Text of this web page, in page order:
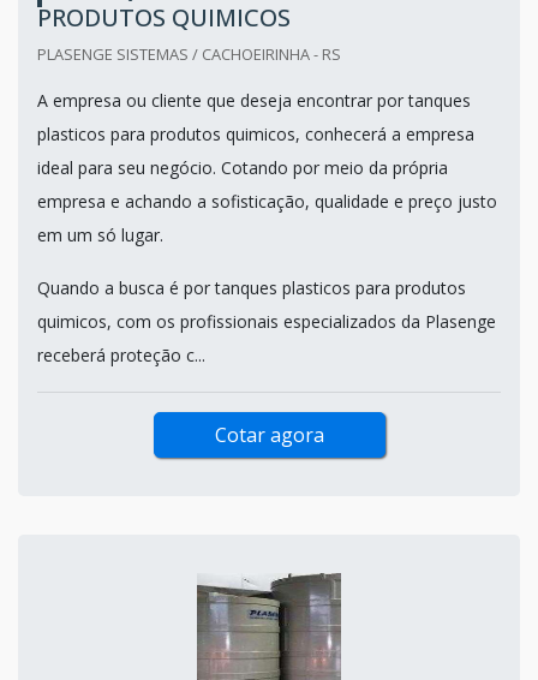
PRODUTOS QUIMICOS
PLASENGE SISTEMAS / CACHOEIRINHA - RS
A empresa ou cliente que deseja encontrar por tanques
plasticos para produtos quimicos, conhecerá a empresa
ideal para seu negócio. Cotando por meio da própria
empresa e achando a sofisticação, qualidade e preço justo
em um só lugar.
Quando a busca é por tanques plasticos para produtos
quimicos, com os profissionais especializados da Plasenge
receberá proteção c...
Cotar agora